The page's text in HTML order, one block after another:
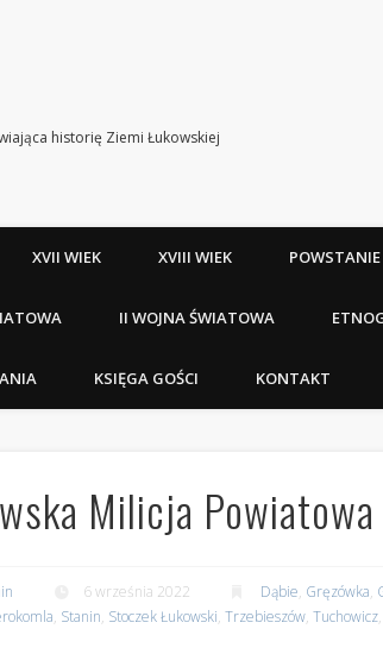
historię Ziemi Łukowskiej
XVII WIEK XVIII WIEK
II WOJNA ŚWIATOWA
KSIĘGA GOŚCI KONTAKT
Milicja Powiatowa
6 września 2022 Dąbie, Gręzówka,
, Stanin, Stoczek Łukowski,Trzebieszów,Tuchowicz,